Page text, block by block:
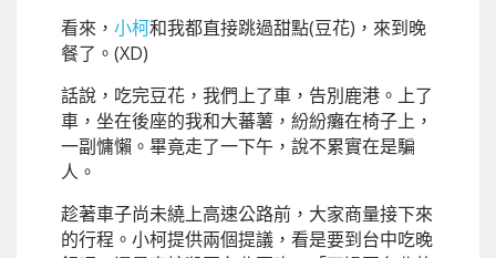
看來， 小柯和我都直接跳過甜點(豆花)，來到晚
餐了。(XD)
話說，吃完豆花，我們上了車，告別鹿港。上了
車，坐在後座的我和大蕃薯，紛紛癱在椅子上，
一副慵懶。畢竟走了一下午，說不累實在是騙
人。
趁著車子尚未繞上高速公路前，大家商量接下來
的行程。小柯提供兩個提議，看是要到台中吃晚